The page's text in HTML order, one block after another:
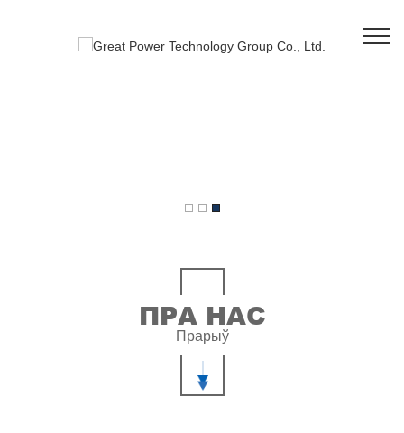
ПРА НАС
Прарыў